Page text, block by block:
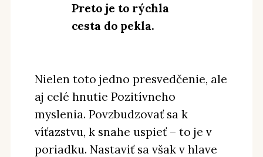
Preto je to rýchla
cesta do pekla.
Nielen toto jedno presvedčenie, ale
aj celé hnutie Pozitívneho
myslenia. Povzbudzovať sa k
víťazstvu, k snahe uspieť – to je v
poriadku. Nastaviť sa však v hlave